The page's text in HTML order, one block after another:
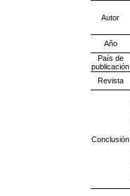
Autor
Año
País de
publicación
Revista
Conclusión